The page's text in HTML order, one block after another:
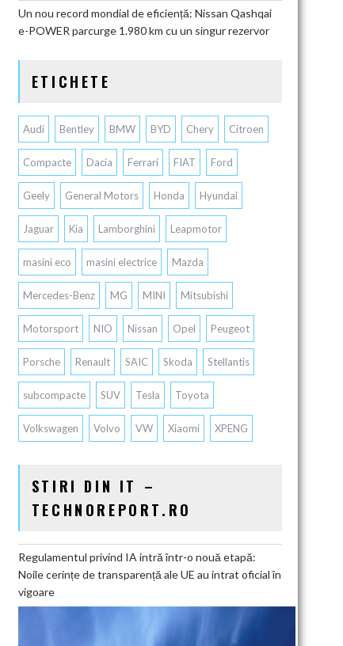
Un nou record mondial de eficiență: Nissan Qashqai
e-POWER parcurge 1.980 km cu un singur rezervor
ETICHETE
Audi Bentley BMW BYD Chery Citroen
Compacte Dacia Ferrari FIAT Ford
Geely General Motors Honda Hyundai
Jaguar Kia Lamborghini Leapmotor
masini eco masini electrice Mazda
Mercedes-Benz MG MINI Mitsubishi
Motorsport NIO Nissan Opel Peugeot
Porsche Renault SAIC Skoda Stellantis
subcompacte SUV Tesla Toyota
Volkswagen Volvo VW Xiaomi XPENG
STIRI DIN IT –
TECHNOREPORT.RO
Regulamentul privind IA intră într-o nouă etapă:
Noile cerințe de transparență ale UE au intrat oficial în
vigoare